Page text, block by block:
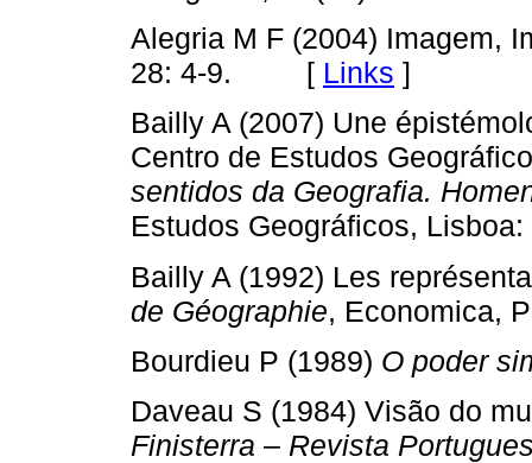
Alegria M F (2004) Imagem,
28: 4-9. [ Links ]
Bailly A (2007) Une
Centro de Estudos
sentidos da Geografia.
Estudos Geográficos, Lisboa:
Bailly A (1992) Les
de Géographie, Economica,
Bourdieu P (1989) O poder
Daveau S (1984) Visão do
Finisterra – Revista